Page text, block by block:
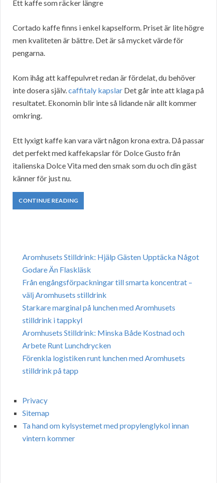
Ett kaffe som räcker längre
Cortado kaffe finns i enkel kapselform. Priset är lite högre
men kvaliteten är bättre. Det är så mycket värde för
pengarna.
Kom ihåg att kaffepulvret redan är fördelat, du behöver
inte dosera själv.caffitaly kapslar Det går inte att klaga på
resultatet. Ekonomin blir inte så lidande när allt kommer
omkring.
Ett lyxigt kaffe kan vara värt någon krona extra. Då passar
det perfekt med kaffekapslar för Dolce Gusto från
italienska Dolce Vita med den smak som du och din gäst
känner för just nu.
CONTINUE READING
Aromhusets Stilldrink: Hjälp Gästen Upptäcka Något
Godare Än Flaskläsk
Från engångsförpackningar till smarta koncentrat –
välj Aromhusets stilldrink
Starkare marginal på lunchen med Aromhusets
stilldrink i tappkyl
Aromhusets Stilldrink: Minska Både Kostnad och
Arbete Runt Lunchdrycken
Förenkla logistiken runt lunchen med Aromhusets
stilldrink på tapp
Privacy
Sitemap
Ta hand om kylsystemet med propylenglykol innan
vintern kommer